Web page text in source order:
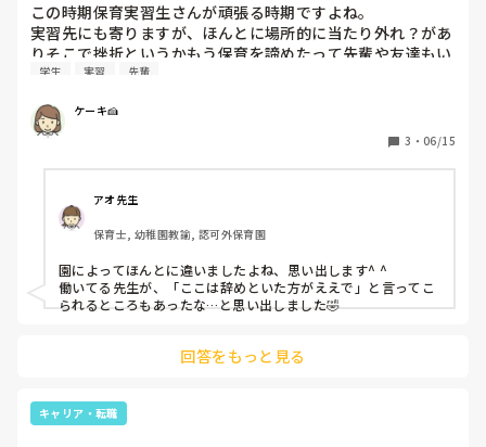
この時期保育実習生さんが頑張る時期ですよね。
実習先にも寄りますが、ほんとに場所的に当たり外れ？があ
りそこで挫折というかもう保育を諦めたって先輩や友達もい
ました
（保育学生時代）
私は自分が卒園した保育園で色々と勉強させていただきまし
でも、やっぱり厳し目の先生もいて、園の先生たちの、先生
同士のやりとりも怖かったなと...
保育学生時代、そんな思い出ありますか？？
⭐️幼稚園も近所のところですが、
とても優しい先生たちで
自分ながら幼稚園が向いてるのかなと🤔
学生 実習 先輩
ケーキ🍰
3 ・ 06/15
アオ先生
保育士, 幼稚園教諭, 認可外保育園
園によってほんとに違いましたよね、思い出します^ ^
働いてる先生が、「ここは辞めといた方がええで」と言ってこ
られるところもあったな…と思い出しました🤣
回答をもっと見る
キャリア・転職